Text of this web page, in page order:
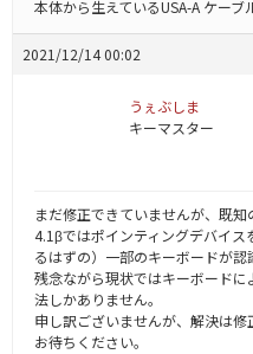
本体から生えているUSA-A ケー
2021/12/14 00:02
うぇぶしま
キーマスター
まだ修正できていませんが、既知
4.1βではポインティングデバイ
るはずの）一部のキーボードが認
残念ながら現状ではキーボード
法しかありません。
申し訳ございませんが、解決は
お待ちください。